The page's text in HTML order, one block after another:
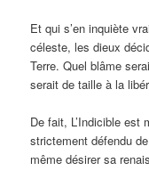
Et qui s’en inquiète
céleste, les dieux
Terre. Quel blâme
serait de taille à la
De fait, L’Indicible est
strictement défendu
même désirer sa